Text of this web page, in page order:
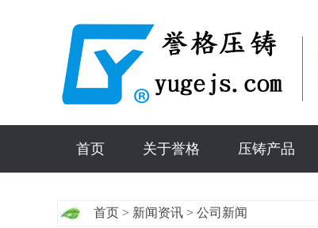
首页 关于誉格 压铸产品
首页 > 新闻资讯 > 公司新闻